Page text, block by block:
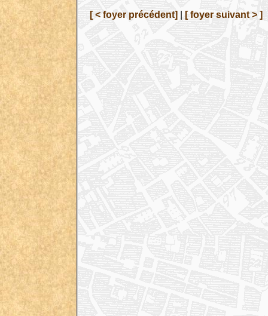
[ < foyer précédent] [ foyer suivant > ]